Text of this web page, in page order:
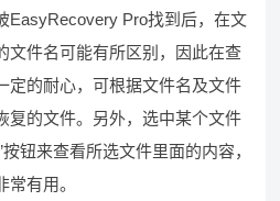
EasyRecovery Pro找到后，在文
文件名可能有所区别，因此在查
定的耐心，可根据文件名及文件
复的文件。另外，选中某个文件
钮来查看所选文件里面的内容，
有用。